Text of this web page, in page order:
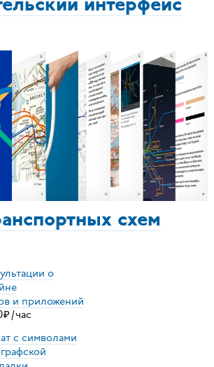
интерфейс
схем
о
и приложений
₽ /час
с символами